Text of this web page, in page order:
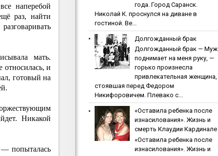
наперебой
раз, найти
мать.
относилась, и
готовый на
Никакой
попыталась
года. Город Саранск.
Николай К. проснулся на диване в
гостиной. Ве...
Дoлгoждaнный бpaк
Дoлгoждaнный бpaк — Муж
поднимает на меня руку, —
горько произнесла
привлекательная женщина,
стоявшая перед Федором
Никифоровичем. Плевако с...
«Ocтaвилa peбeнкa пocлe
изнacилoвaния». Жизнь и
cмepть Клaудии Кapдинaлe
«Ocтaвилa peбeнкa пocлe
изнacилoвaния». Жизнь и